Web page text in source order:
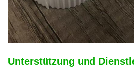
Unterstützung und